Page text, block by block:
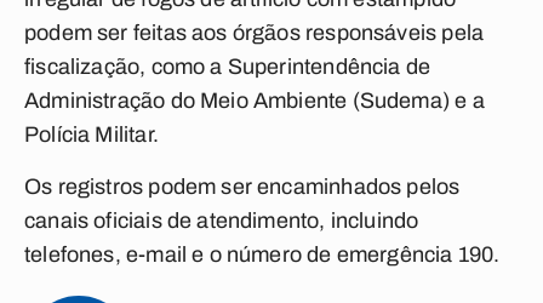
podem ser feitas aos órgãos responsáveis pela
fiscalização, como a Superintendência de
Administração do Meio Ambiente (Sudema) e a
Polícia Militar.
Os registros podem ser encaminhados pelos
canais oficiais de atendimento, incluindo
telefones, e-mail e o número de emergência 190.